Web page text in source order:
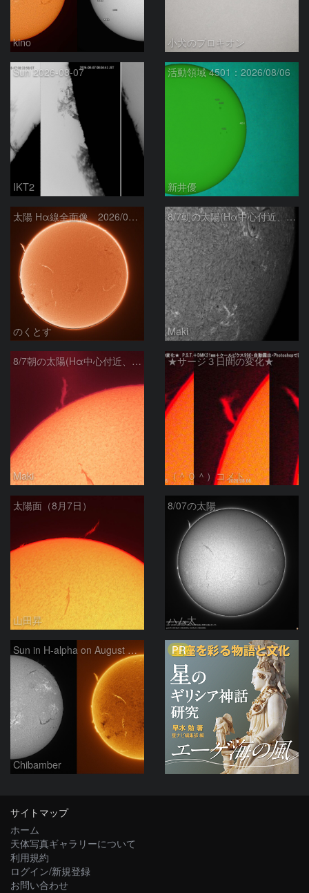
kino 小犬のプロキオン
Sun 2026-08-07
IKT2
活動領域 4501：2026/08/06
新井優
太陽 Hα線全面像 2026/08/07
のくとす
8/7朝の太陽(Hα中心付近、4498、4502付近)
Maki
8/7朝の太陽(Hα中心付近、プロミネンス)
Maki
★サージ３日間の変化★
（＾０＾）コメト
太陽面（8月7日）
山田昇
8/07の太陽
ハム太
Sun in H-alpha on August 7, 2026
Chibamber
PR
サイトマップ
ホーム
天体写真ギャラリーについて
利用規約
ログイン/新規登録
お問い合わせ